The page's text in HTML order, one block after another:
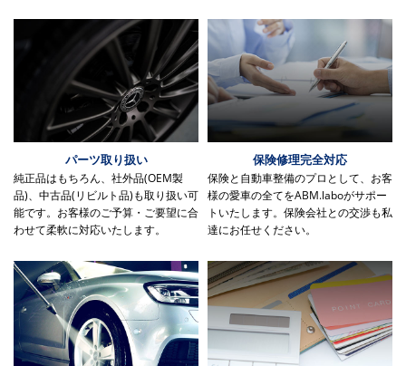
パーツ取り扱い
純正品はもちろん、社外品(OEM製
品)、中古品(リビルト品)も取り扱い可
能です。お客様のご予算・ご要望に合
わせて柔軟に対応いたします。
保険修理完全対応
保険と自動車整備のプロとして、お客
様の愛車の全てをABM.laboがサポー
トいたします。保険会社との交渉も私
達にお任せください。